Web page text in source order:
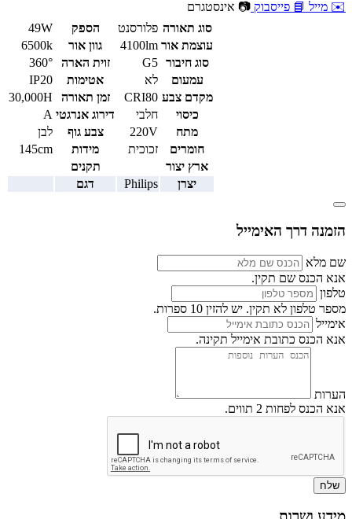
✉️ מייל 📘 פייסבוק 📷 אינסטגרם
סוג תאורה פלורסנט הספק
49W
עוצמת אור 4100lm גוון אור
6500k
סוג חיבור G5 זוית הארה
360°
עמעום
לא אטימות
IP20
מקדם צבע CRI80 זמן תאורה
30,000H
כיסוי
חלבי דירוג אנרגטי A
מתח
220V צבע גוף
לבן
חומרים
זכוכית מידות
145cm
ארץ יצור
תקנים
יצרן
Philips דגם
הזמנה דרך האימייל
שם מלא
אנא הכנס שם תקין.
טלפון
מספר טלפון לא תקין. יש להזין 10 ספרות.
אימייל
אנא הכנס כתובת אימייל תקינה.
הערות
אנא הכנס לפחות 2 תווים.
שלח